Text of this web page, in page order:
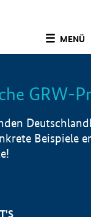
MENÜ
GRW-
Beispiele